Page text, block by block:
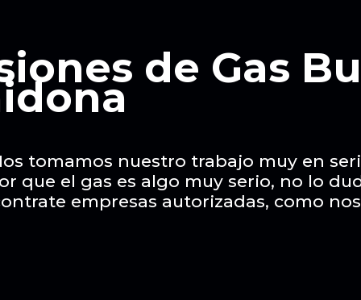
de Gas
tomamos nuestro trabajo muy en
que el gas es algo muy serio, no lo
empresas autorizadas, como